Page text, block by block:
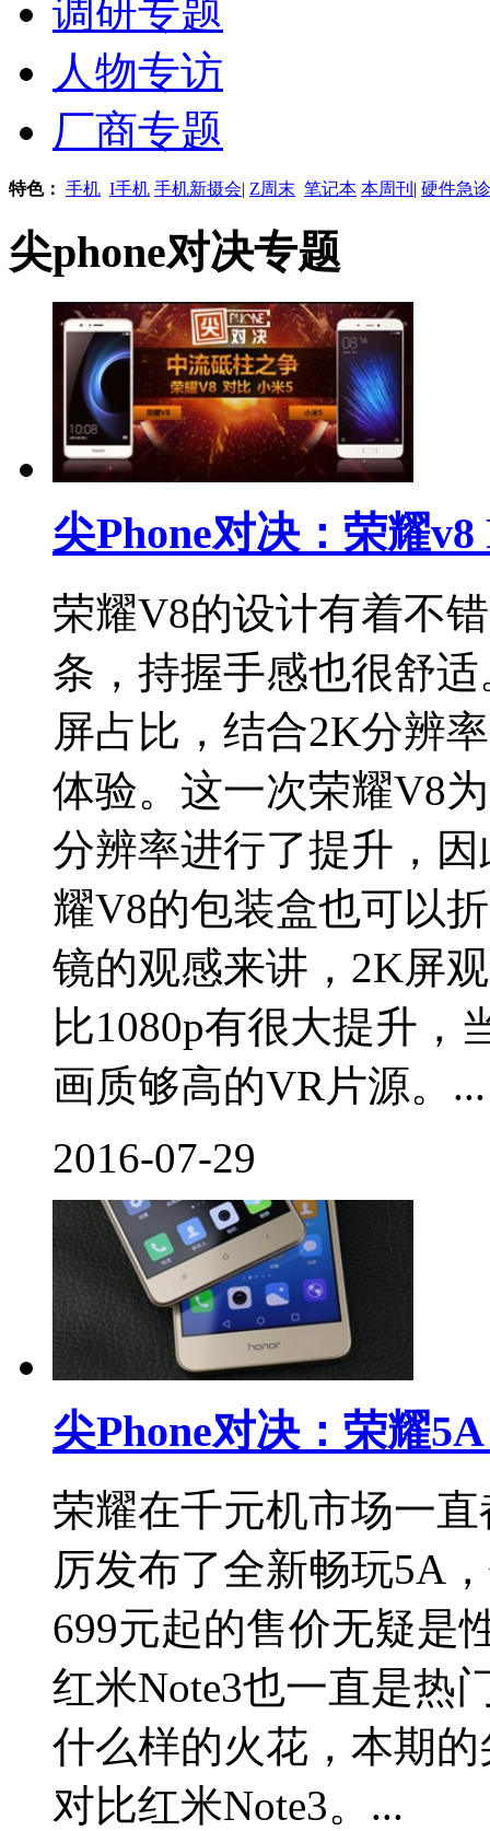
调研专题
人物专访
厂商专题
特色： 手机 I手机 手机新摄会| Z周末 笔记本 本周刊 | 硬件急
尖phone对决专题
尖Phone对决：荣耀
荣耀V8的设计有着不
条，持握手感也很舒
屏占比，结合2K分辨
体验。这一次荣耀V8
分辨率进行了提升，
耀V8的包装盒也可以
镜的观感来讲，2K屏
比1080p有很大提升，
画质够高的VR片源。...
2016-07-29
尖Phone对决：荣耀
荣耀在千元机市场一
厉发布了全新畅玩5A
699元起的售价无疑是
红米Note3也一直是热
什么样的火花，本期
对比红米Note3。...